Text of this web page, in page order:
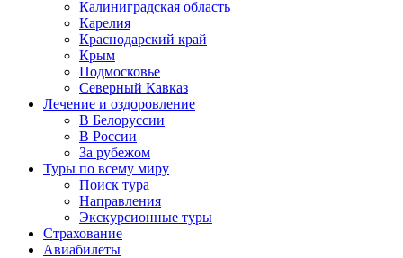
Калиниградская область
Карелия
Краснодарский край
Крым
Подмосковье
Северный Кавказ
Лечение и оздоровление
В Белоруссии
В России
За рубежом
Туры по всему миру
Поиск тура
Направления
Экскурсионные туры
Страхование
Авиабилеты